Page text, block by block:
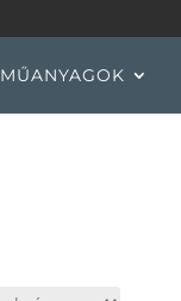
MŰANYAGOK